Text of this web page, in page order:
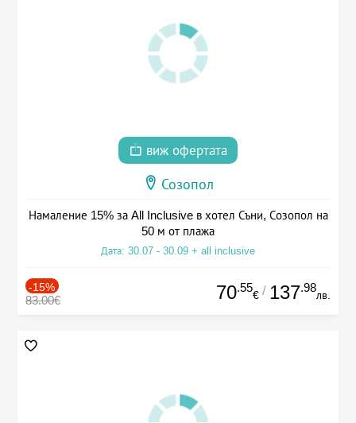
виж офертата
Созопол
Намаление 15% за All Inclusive в хотел Съни, Созопол на
50 м от плажа
Дата: 30.07 - 30.09 + all inclusive
-15%
83.00€ 70.55
€ / 137.98
лв.